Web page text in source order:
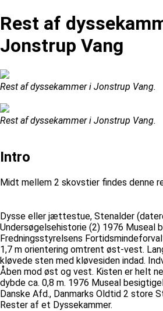
Rest af
Jonstrup Vang
Rest af dyssekammer i Jonstrup Vang.
Rest af dyssekammer i Jonstrup Vang.
Intro
Midt mellem 2 skovstier findes denne
Dysse eller jættestue, Stenalder
Undersøgelsehistorie (2) 1976 Museal
Fredningsstyrelsens
1,7 m orientering omtrent øst-vest.
kløvede sten med kløvesiden indad.
Åben mod øst og vest. Kisten er helt
dybde ca. 0,8 m. 1976 Museal
Danske Afd., Danmarks Oldtid 2 store
Rester af et Dyssekammer.